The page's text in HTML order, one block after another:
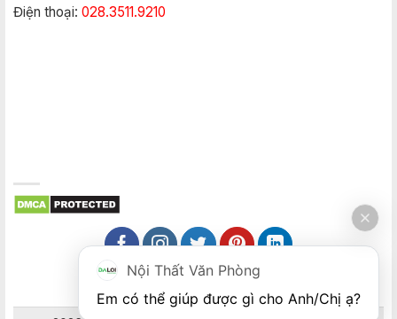
Điện thoại: 028.3511.9210
Nội Thất Văn Phòng